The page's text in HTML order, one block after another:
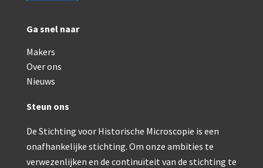
Baker, prepareermicroscoop (1870-1890)
Double pillar, Frans (1870-1900)
Zeiss, statief IX (ca. 1890)
Seibert, ‘Stativ 3’ (1895-1900)
Watson & Sons, No. 1 ‘Van Heurck’ (ca. 1900)
Ga snel naar
Makers
Over ons
Nieuws
Steun ons
De Stichting voor Historische Microscopie is een
onafhankelijke stichting. Om onze ambities te
verwezenlijken en de continuïteit van de stichting te